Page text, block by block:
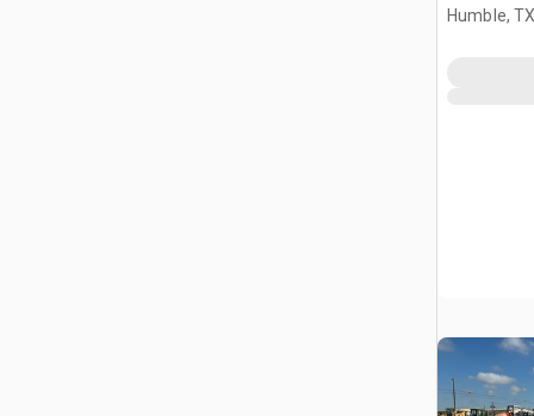
Humble,